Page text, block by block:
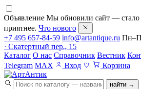
Объявление Мы обновили сайт — стало
приятнее. Что нового
+7 495 657-84-59 info@artantique.ru
· Скатертный пер., 15
Каталог О нас Справочник Вестник
Telegram MAX Вход Корзина
найти →